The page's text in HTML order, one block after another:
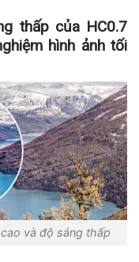
thấp của HC0.7
hình ảnh tối
và độ sáng thấp